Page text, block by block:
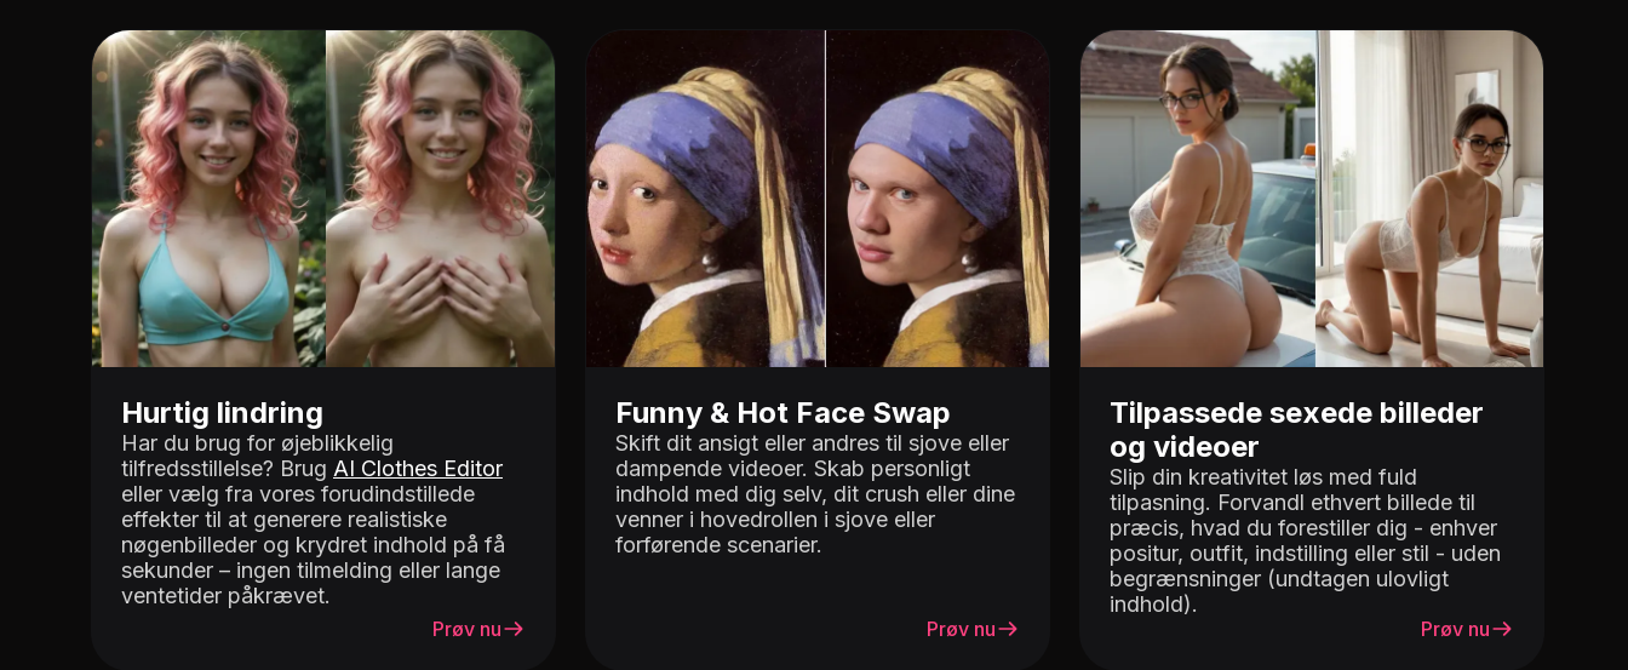
Nøgen forklæde Badedragt
Topløs BH Reveal Engel
Hurtig lindring
Har du brug for øjeblikkelig
tilfredsstillelse? Brug AI Clothes Editor
eller vælg fra vores forudindstillede
effekter til at generere realistiske
nøgenbilleder og krydret indhold på få
sekunder – ingen tilmelding eller lange
ventetider påkrævet.
Prøv nu
Funny & Hot Face Swap
Skift dit ansigt eller andres til sjove eller
dampende videoer. Skab personligt
indhold med dig selv, dit crush eller dine
venner i hovedrollen i sjove eller
forførende scenarier.
Prøv nu
Tilpassede sexede billeder
og videoer
Slip din kreativitet løs med fuld
tilpasning. Forvandl ethvert billede til
præcis, hvad du forestiller dig - enhver
positur, outfit, indstilling eller stil - uden
begrænsninger (undtagen ulovligt
indhold).
Prøv nu